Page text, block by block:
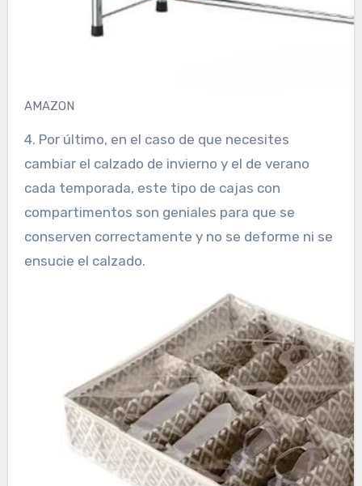
AMAZON
4. Por último, en el caso de que necesites
cambiar el calzado de invierno y el de verano
cada temporada, este tipo de cajas con
compartimentos son geniales para que se
conserven correctamente y no se deforme ni se
ensucie el calzado.